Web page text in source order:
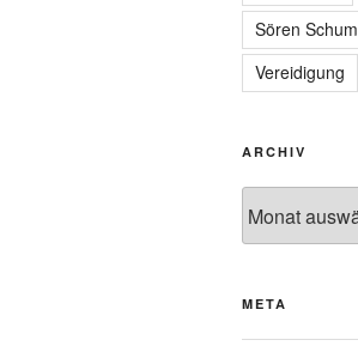
Sören
Vereidigung
ARCHIV
META